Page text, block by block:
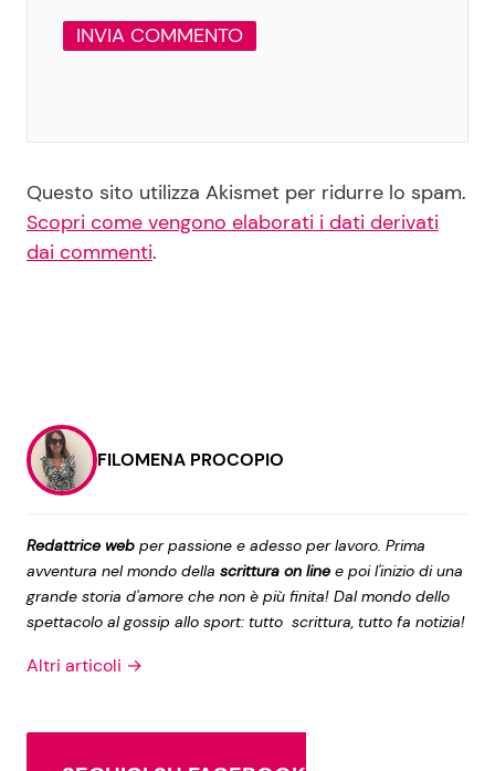
Questo sito utilizza Akismet per ridurre lo spam.
Scopri come vengono elaborati i dati derivati
dai commenti.
FILOMENA PROCOPIO
Redattrice web per passione e adesso per lavoro. Prima
avventura nel mondo della scrittura on line e poi l'inizio di una
grande storia d'amore che non è più finita! Dal mondo dello
spettacolo al gossip allo sport: tutto scrittura, tutto fa notizia!
Altri articoli →